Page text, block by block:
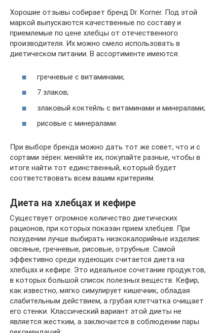
Хорошие отзывы собирает бренд Dr. Korner. Под этой
маркой выпускаются качественные по составу и
приемлемые по цене хлебцы от отечественного
производителя. Их можно смело использовать в
диетическом питании. В ассортименте имеются:
гречневые с витаминами;
7 злаков;
злаковый коктейль с витаминами и минералами;
рисовые с минералами.
При выборе бренда можно дать тот же совет, что и с
сортами зёрен: меняйте их, покупайте разные, чтобы в
итоге найти тот единственный, который будет
соответствовать всем вашим критериям.
Диета на хлебцах и кефире
Существует огромное количество диетических
рационов, при которых показан прием хлебцев. При
похудении лучше выбирать низкокалорийные изделия:
овсяные, гречневые, рисовые, отрубные. Самой
эффективно среди худеющих считается диета на
хлебцах и кефире. Это идеальное сочетание продуктов,
в которых большой список полезных веществ. Кефир,
как известно, мягко симулирует кишечник, обладая
слабительным действием, а грубая клетчатка очищает
его стенки. Классический вариант этой диеты не
является жестким, а заключается в соблюдении пары